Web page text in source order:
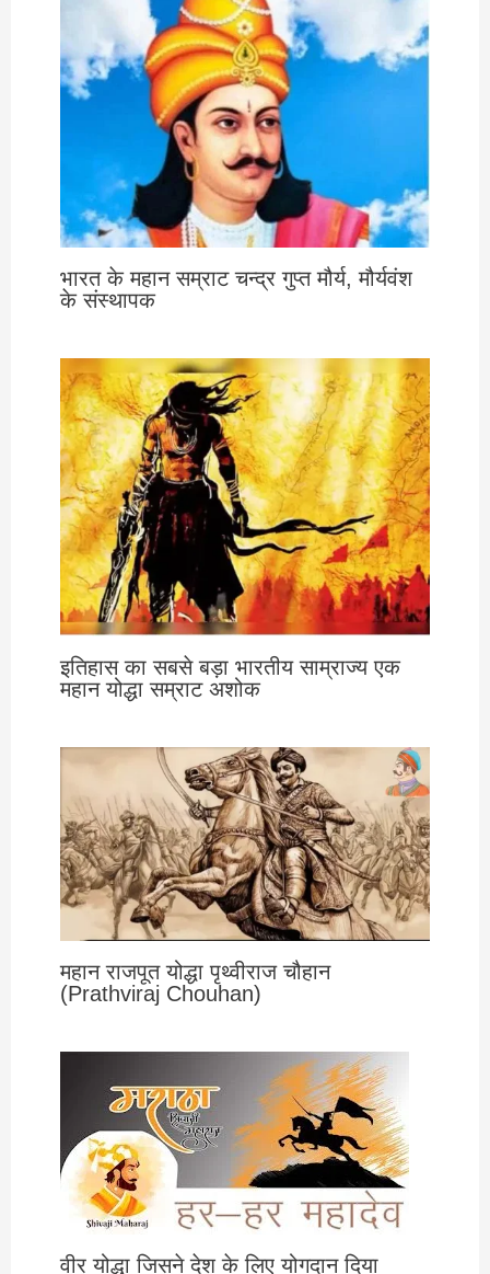
भारत के महान सम्राट चन्द्र गुप्त मौर्य, मौर्यवंश
के संस्थापक
इतिहास का सबसे बड़ा भारतीय साम्राज्य एक
महान योद्धा सम्राट अशोक
महान राजपूत योद्धा पृथ्वीराज चौहान
(Prathviraj Chouhan)
वीर योद्धा जिसने देश के लिए योगदान दिया